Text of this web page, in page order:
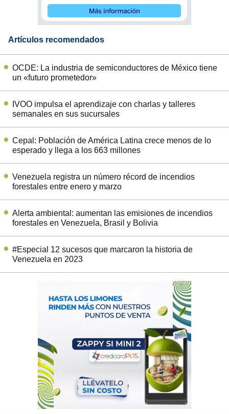
Artículos recomendados
OCDE: La industria de semiconductores de México tiene
un «futuro prometedor»
IVOO impulsa el aprendizaje con charlas y talleres
semanales en sus sucursales
Cepal: Población de América Latina crece menos de lo
esperado y llega a los 663 millones
Venezuela registra un número récord de incendios
forestales entre enero y marzo
Alerta ambiental: aumentan las emisiones de incendios
forestales en Venezuela, Brasil y Bolivia
#Especial 12 sucesos que marcaron la historia de
Venezuela en 2023